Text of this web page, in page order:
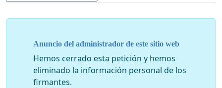
Anuncio del administrador de este sitio web
Hemos cerrado esta petición y hemos
eliminado la información personal de los
firmantes.